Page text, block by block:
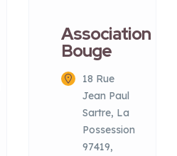
Association
Bouge
18 Rue
Jean Paul
Sartre, La
Possession
97419,